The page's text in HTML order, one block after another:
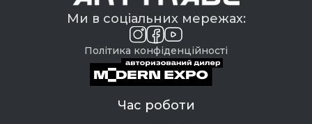
Ми в соціальних мережах:
Політика конфіденційності
Час роботи